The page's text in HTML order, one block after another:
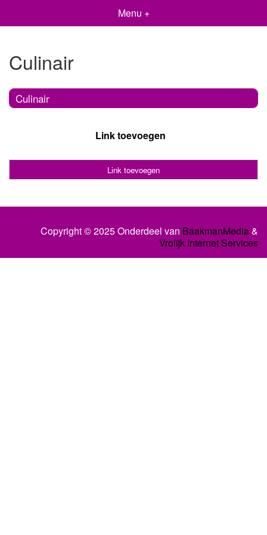
Menu +
Culinair
Culinair
Link toevoegen
Link toevoegen
Copyright © 2025 Onderdeel van BaakmanMedia&
Vrolijk Internet Services